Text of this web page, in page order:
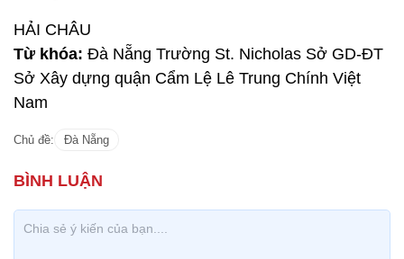
HẢI CHÂU
Từ khóa: Đà Nẵng Trường St. Nicholas Sở GD-ĐT
Sở Xây dựng quận Cẩm Lệ Lê Trung Chính Việt
Nam
Chủ đề: Đà Nẵng